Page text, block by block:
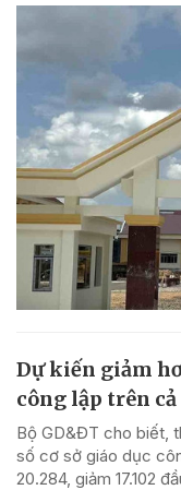
Dự kiến giảm
công lập trên cả
Bộ GD&ĐT cho biết,
số cơ sở giáo dục
20.284, giảm 17.102